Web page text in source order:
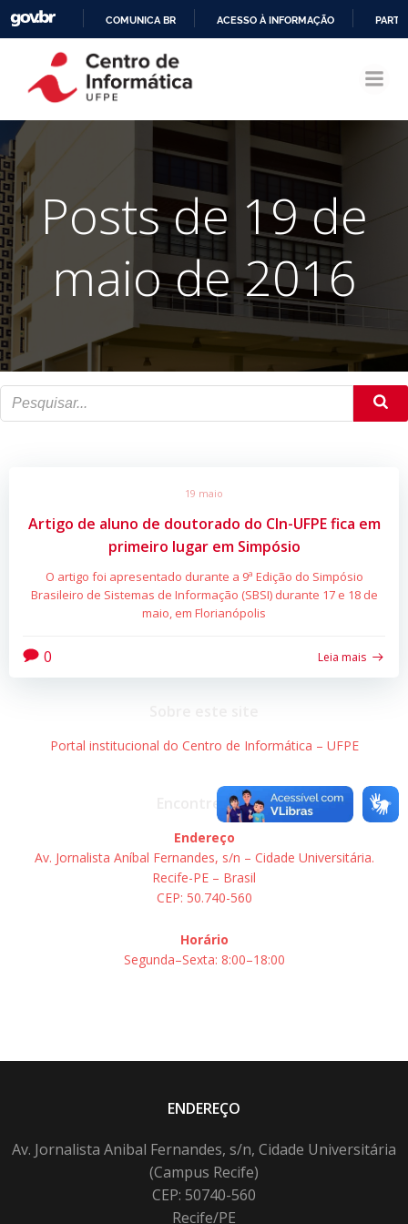
CONTEÚDO
COMUNICA BR ACESSO À INFORMAÇÃO
Posts de 19 de
maio de 2016
19 maio
Artigo de aluno de doutorado do CIn-UFPE fica em
primeiro lugar em Simpósio
O artigo foi apresentado durante a 9ª Edição do Simpósio
Brasileiro de Sistemas de Informação (SBSI) durante 17 e 18 de
maio, em Florianópolis
0 Leia mais
Portal institucional do Centro de Informática – UFPE
Encontre-nos
Endereço
Av. Jornalista Aníbal Fernandes, s/n – Cidade Universitária.
Recife-PE – Brasil
CEP: 50.740-560
Horário
Segunda–Sexta: 8:00–18:00
ENDEREÇO
Av. Jornalista Anibal Fernandes, s/n, Cidade Universitária
(Campus Recife)
CEP: 50740-560
Recife/PE